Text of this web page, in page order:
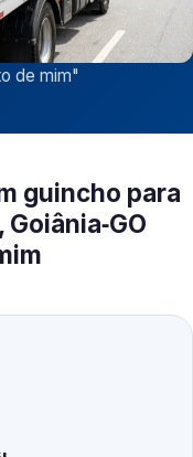
de mim"
guincho para